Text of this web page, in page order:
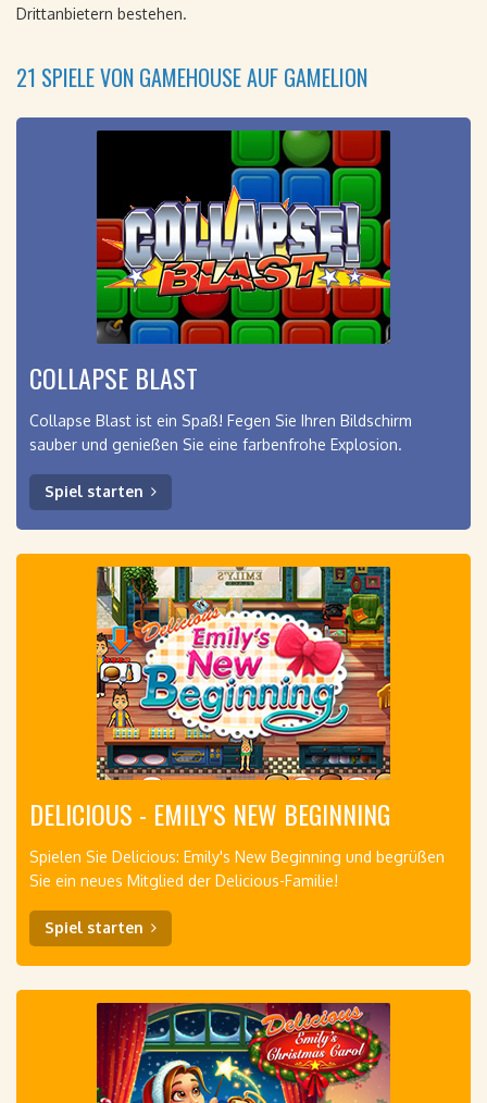
Drittanbietern bestehen.
21 SPIELE VON GAMEHOUSE AUF GAMELION
COLLAPSE BLAST
Collapse Blast ist ein Spaß! Fegen Sie Ihren Bildschirm
sauber und genießen Sie eine farbenfrohe Explosion.
Spiel starten
DELICIOUS - EMILY'S NEW BEGINNING
Spielen Sie Delicious: Emily's New Beginning und begrüßen
Sie ein neues Mitglied der Delicious-Familie!
Spiel starten